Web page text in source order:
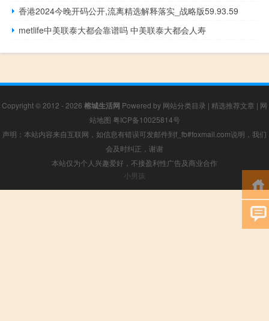
香港2024今晚开码公开,流离精选解释落实_战略版59.93.59
metlife中美联泰大都会靠谱吗 中美联泰大都会人寿
Copyright © 2012 - 2026 榕城生活网 Powered by 网站分类目录 | 精选推荐文章 | 网
站地图 粤ICP备10025814号
声明：本站内容来自互联网，如信息有错误可发邮件到f_fb#foxmail.com说明，我们
会及时纠正，谢谢
本站仅为个人兴趣爱好，不接盈利性广告及商业合作
小男孩